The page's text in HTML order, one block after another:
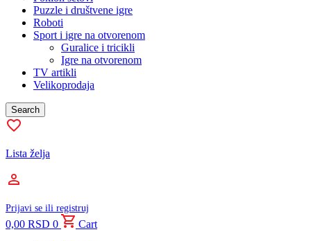
Puzzle i društvene igre
Roboti
Sport i igre na otvorenom
Guralice i tricikli
Igre na otvorenom
TV artikli
Velikoprodaja
Search
Lista želja
Prijavi se ili registruj
0,00 RSD 0
Cart